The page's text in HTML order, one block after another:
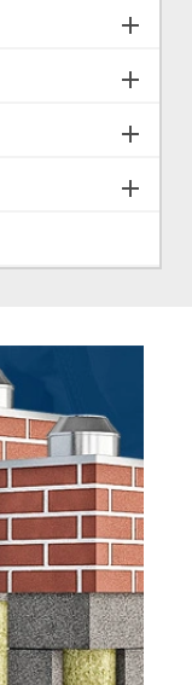



